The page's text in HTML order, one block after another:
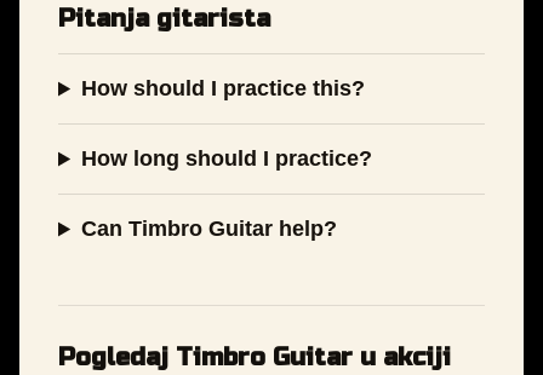
Pitanja gitarista
How should I practice this?
How long should I practice?
Can Timbro Guitar help?
Pogledaj Timbro Guitar u akciji